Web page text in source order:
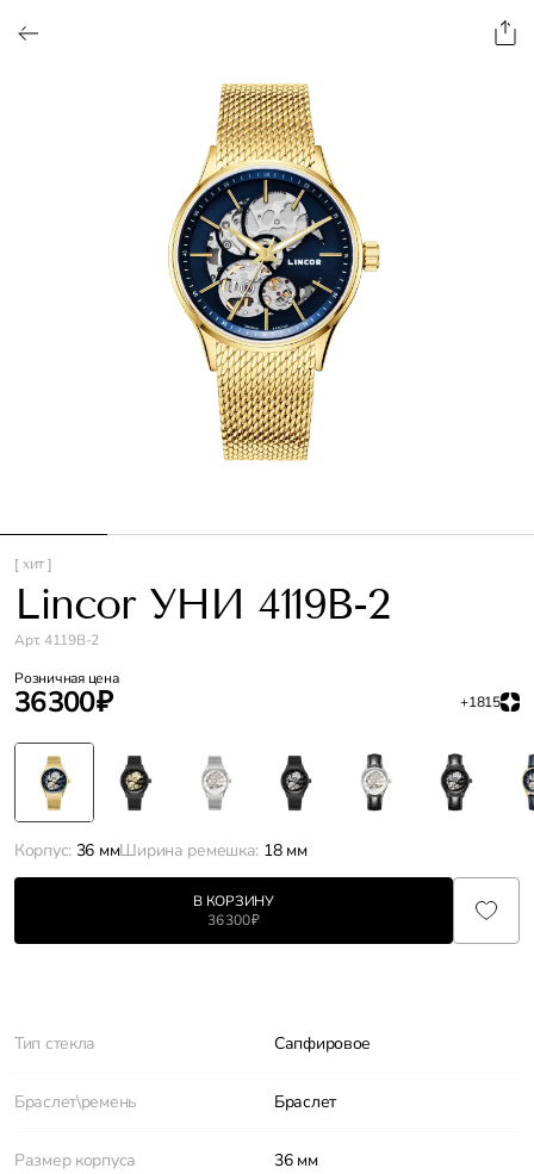
[ хит ]
Lincor УНИ 4119B-2
Арт. 4119B-2
Корпус: 36 ммШирина ремешка: 18 мм
Розничная цена
36 300 ₽ +1815
В КОРЗИНУ
36 300 ₽
Тип стекла Сапфировое
Браслет\ремень Браслет
Размер корпуса 36 мм